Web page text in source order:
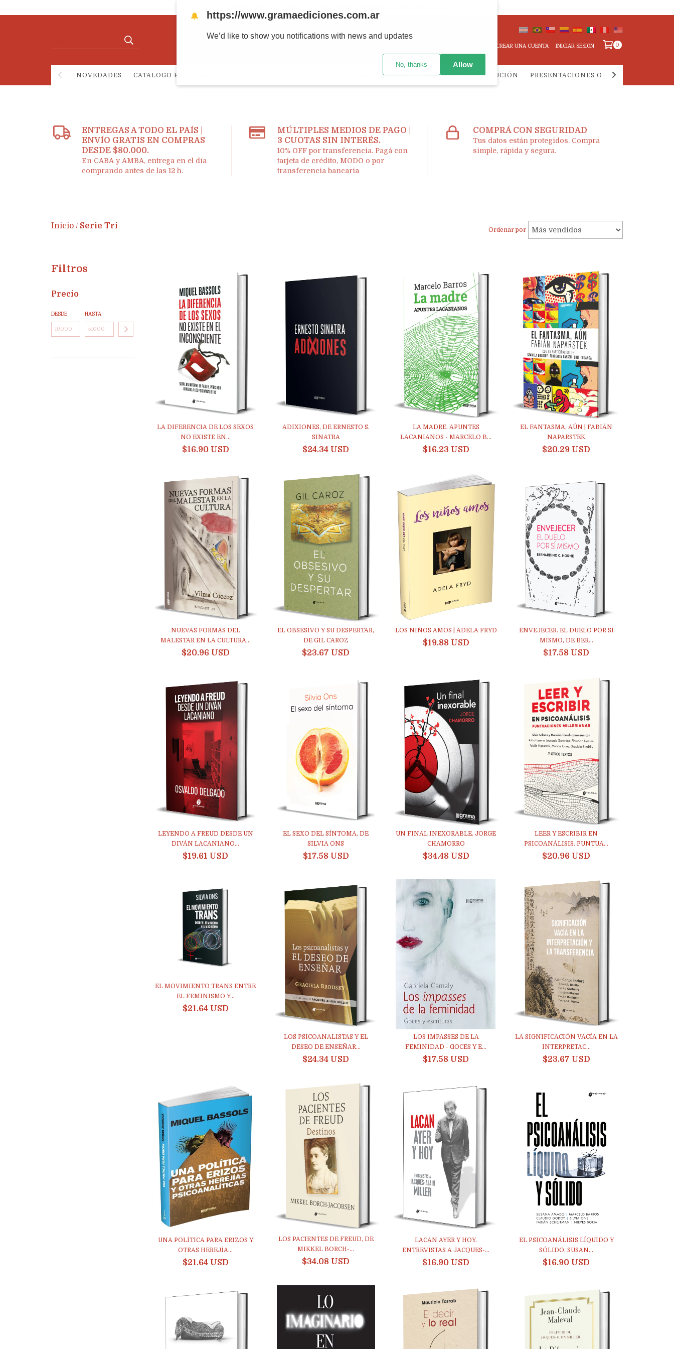
CREAR UNA CUENTA INICIAR SESIÓN 0
NOVEDADES CATALOGO POR TEMAS CÓMO COMPRAR LIBRERIA Y DISTRIBUCIÓN PRESENTACIONES ONLINE
ENTREGAS A TODO EL PAÍS |
ENVÍO GRATIS EN COMPRAS
DESDE $80.000.
En CABA y AMBA, entrega en el día
comprando antes de las 12 h.
MÚLTIPLES MEDIOS DE PAGO |
3 CUOTAS SIN INTERÉS.
10% OFF por transferencia. Pagá con
tarjeta de crédito, MODO o por
transferencia bancaria
COMPRÁ CON SEGURIDAD
Tus datos están protegidos. Compra
simple, rápida y segura.
Inicio / Serie Tri Ordenar por
Filtros
Precio
DESDE HASTA
LA DIFERENCIA DE LOS SEXOS
NO EXISTE EN...
$16.90 USD
ADIXIONES, DE ERNESTO S.
SINATRA
$24.34 USD
LA MADRE. APUNTES
LACANIANOS - MARCELO B...
$16.23 USD
EL FANTASMA, AÚN | FABIÁN
NAPARSTEK
$20.29 USD
NUEVAS FORMAS DEL
MALESTAR EN LA CULTURA...
$20.96 USD
EL OBSESIVO Y SU DESPERTAR,
DE GIL CAROZ
$23.67 USD
LOS NIÑOS AMOS | ADELA FRYD
$19.88 USD
ENVEJECER. EL DUELO POR SÍ
MISMO, DE BER...
$17.58 USD
LEYENDO A FREUD DESDE UN
DIVÁN LACANIANO...
$19.61 USD
EL SEXO DEL SÍNTOMA, DE
SILVIA ONS
$17.58 USD
UN FINAL INEXORABLE. JORGE
CHAMORRO
$34.48 USD
LEER Y ESCRIBIR EN
PSICOANÁLISIS. PUNTUA...
$20.96 USD
EL MOVIMIENTO TRANS ENTRE
EL FEMINISMO Y...
$21.64 USD
LOS PSICOANALISTAS Y EL
DESEO DE ENSEÑAR...
$24.34 USD
LOS IMPASSES DE LA
FEMINIDAD - GOCES Y E...
$17.58 USD
LA SIGNIFICACIÓN VACÍA EN LA
INTERPRETAC...
$23.67 USD
UNA POLÍTICA PARA ERIZOS Y
OTRAS HEREJÍA...
$21.64 USD
LOS PACIENTES DE FREUD, DE
MIKKEL BORCH-...
$34.08 USD
LACAN AYER Y HOY.
ENTREVISTAS A JACQUES-...
$16.90 USD
EL PSICOANÁLISIS LÍQUIDO Y
SÓLIDO. SUSAN...
$16.90 USD
🔔 https://www.gramaediciones.com.ar
We’d like to show you notifications with news and updates
No, thanks Allow